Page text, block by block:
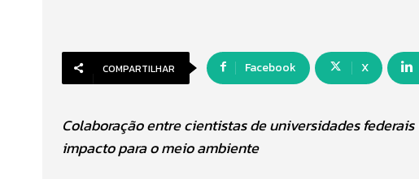
COMPARTILHAR Facebook X
Colaboração entre cientistas de universidades
impacto para o meio ambiente